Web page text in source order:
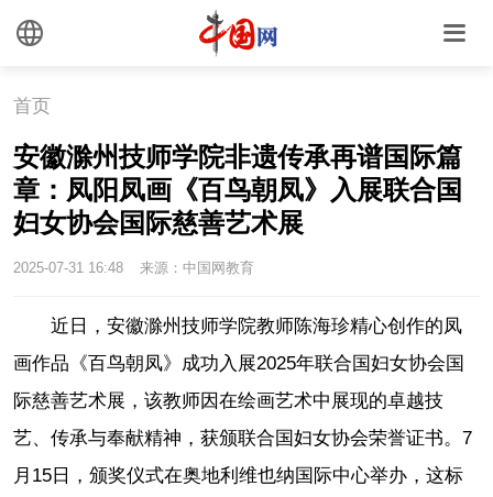
首页
安徽滁州技师学院非遗传承再谱国际篇
章：凤阳凤画《百鸟朝凤》入展联合国
妇女协会国际慈善艺术展
2025-07-31 16:48 来源：中国网教育
近日，安徽滁州技师学院教师陈海珍精心创作的凤
画作品《百鸟朝凤》成功入展2025年联合国妇女协会国
际慈善艺术展，该教师因在绘画艺术中展现的卓越技
艺、传承与奉献精神，获颁联合国妇女协会荣誉证书。7
月15日，颁奖仪式在奥地利维也纳国际中心举办，这标